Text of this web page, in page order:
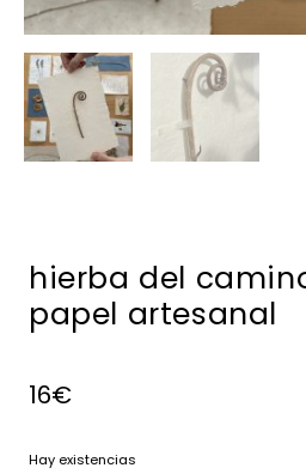
hierba del
papel artesanal
16€
Hay existencias